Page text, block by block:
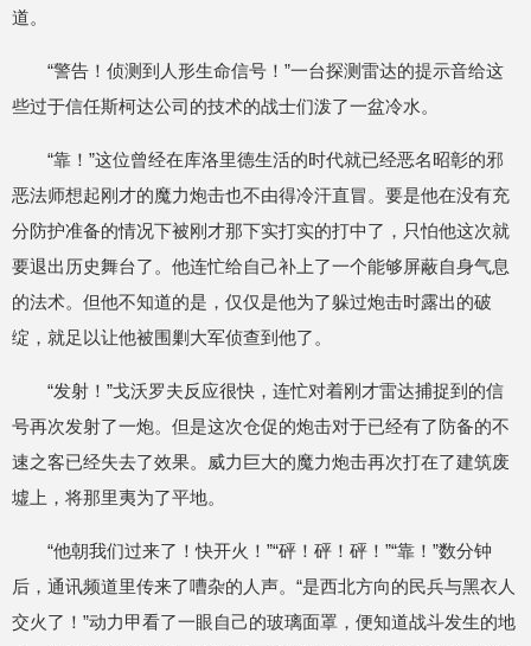
道。
“警告！侦测到人形生命信号！”一台探测雷达的提示音给这
些过于信任斯柯达公司的技术的战士们泼了一盆冷水。
“靠！”这位曾经在库洛里德生活的时代就已经恶名昭彰的邪
恶法师想起刚才的魔力炮击也不由得冷汗直冒。要是他在没有充
分防护准备的情况下被刚才那下实打实的打中了，只怕他这次就
要退出历史舞台了。他连忙给自己补上了一个能够屏蔽自身气息
的法术。但他不知道的是，仅仅是他为了躲过炮击时露出的破
绽，就足以让他被围剿大军侦查到他了。
“发射！”戈沃罗夫反应很快，连忙对着刚才雷达捕捉到的信
号再次发射了一炮。但是这次仓促的炮击对于已经有了防备的不
速之客已经失去了效果。威力巨大的魔力炮击再次打在了建筑废
墟上，将那里夷为了平地。
“他朝我们过来了！快开火！”“砰！砰！砰！”“靠！”数分钟
后，通讯频道里传来了嘈杂的人声。“是西北方向的民兵与黑衣人
交火了！”动力甲看了一眼自己的玻璃面罩，便知道战斗发生的地